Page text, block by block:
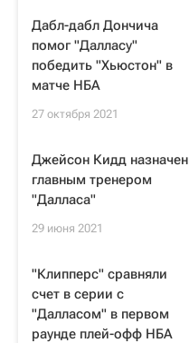
Дабл-дабл Дончича
помог "Далласу"
победить "Хьюстон" в
матче НБА
27 октября 2021
Джейсон Кидд назначен
главным тренером
"Далласа"
29 июня 2021
"Клипперс" сравняли
счет в серии с
"Далласом" в первом
раунде плей-офф НБА